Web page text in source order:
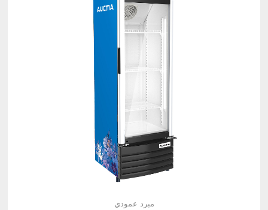
مبرد عمودي